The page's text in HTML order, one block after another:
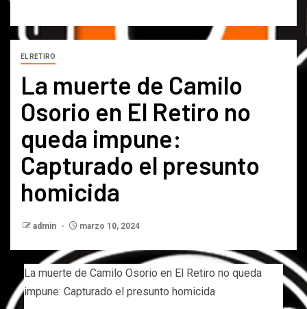
EL RETIRO
La muerte de Camilo
Osorio en El Retiro no
queda impune:
Capturado el presunto
homicida
admin marzo 10, 2024
La muerte de Camilo Osorio en El Retiro no queda
impune: Capturado el presunto homicida